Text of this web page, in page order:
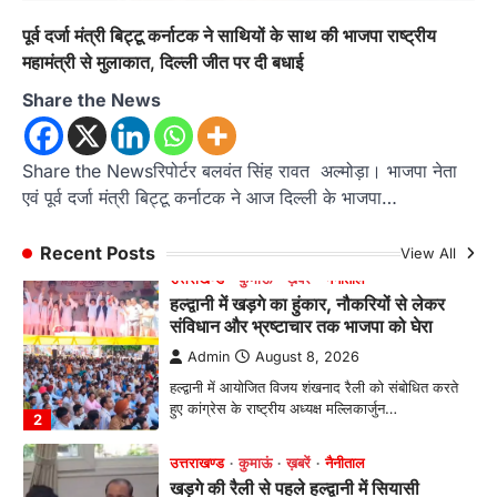
पूर्व दर्जा मंत्री बिट्टू कर्नाटक ने साथियों के साथ की भाजपा राष्ट्रीय
महामंत्री से मुलाकात, दिल्ली जीत पर दी बधाई
Share the News
Share the Newsरिपोर्टर बलवंत सिंह रावत अल्मोड़ा। भाजपा नेता
एवं पूर्व दर्जा मंत्री बिट्टू कर्नाटक ने आज दिल्ली के भाजपा…
Recent Posts View All
1
उत्तराखण्ड कुमाऊं ख़बरें
संविधान और भ्रष्टाचार तक भाजपा को घेरा
Admin
हल्द्वानी में आयोजित विजय शंखनाद रैली को संबोधित करते
हुए कांग्रेस के राष्ट्रीय अध्यक्ष मल्लिकार्जुन…
3
उत्तराखण्ड कुमाऊं ख़बरें नैनीताल
खड़गे की रैली से पहले हल्द्वानी में सियासी
घमासान, एसएसपी कार्यालय में धरने पर बैठे
कांग्रेस नेता
Admin August 8, 2026
कांग्रेस कार्यकर्ताओं की बसें रोकने का आरोप, एसएसपी
ऑफिस में धरने पर बैठे गोदियाल और…
अल्मोड़ा उत्तराखण्ड कुमाऊं ख़बरें
मानिला देवी मंदिर में श्रीमद्भागवत कथा के चतुर्थ